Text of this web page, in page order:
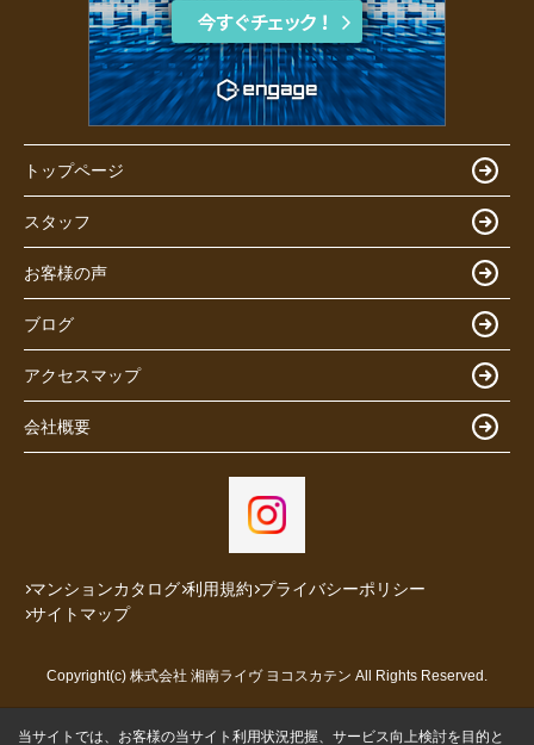
トップページ
スタッフ
お客様の声
ブログ
アクセスマップ
会社概要
マンションカタログ 利用規約 プライバシーポリシー
サイトマップ
Copyright(c) 株式会社 湘南ライヴ ヨコスカテン All Rights Reserved.
当サイトでは、お客様の当サイト利用状況把握、サービス向上検討を目的と